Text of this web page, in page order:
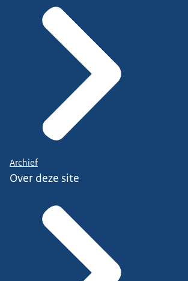
Archief
Over deze site